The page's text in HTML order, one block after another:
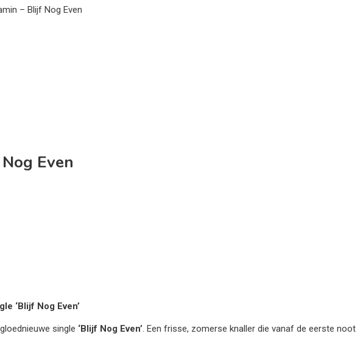
– Blijf Nog Even
Even
‘Blijf Nog Even’
single ‘Blijf Nog Even’. Een frisse, zomerse knaller die vanaf de eerste noot